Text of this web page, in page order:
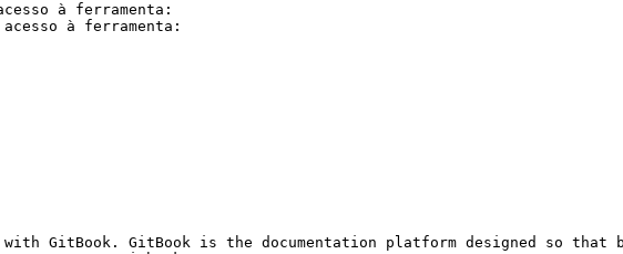
à ferramenta:
à ferramenta:
GitBook. GitBook is the documentation platform designed so that